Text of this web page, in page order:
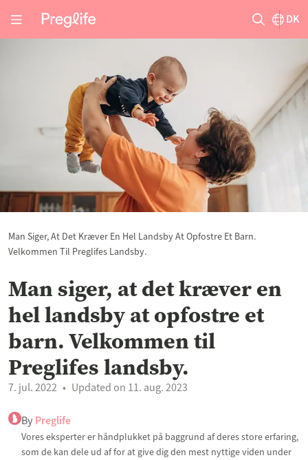
DK
Man Siger, At Det Kræver En Hel Landsby At Opfostre Et Barn.
Velkommen Til Preglifes Landsby.
Man siger, at det kræver en
hel landsby at opfostre et
barn. Velkommen til
Preglifes landsby.
7. jul. 2022 Updated on 11. aug. 2023
By Preglife
Vores eksperter er håndplukket på baggrund af deres store erfaring,
som de kan dele ud af for at give dig den mest nyttige viden under